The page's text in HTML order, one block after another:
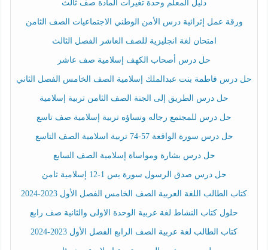
دليل المعلم وحدة تغيرات المادة صف ثالث
ورقة عمل إثرائية درس الأمن الوطني الاجتماعيات الصف الثامن
امتحان لغة انجليزية للصف العاشر الفصل الثالث
حل درس أصحاب الكهف إسلامية صف عاشر
حل درس فاطمة بنت عبدالملك إسلامية الصف الخامس الفصل الثاني
حل درس الطريق إلى الجنة الصف الثامن تربية إسلامية
حل درس للمجتمع رجاله ونساؤه تربية إسلامية صف تاسع
حل درس سورة الواقعة 57-74 تربية اسلامية الصف التاسع
حل درس بشارة ومواساة إسلامية الصف السابع
حل درس صدق الرسول سورة يس 1-12 إسلامية ثامن
كتاب الطالب اللغة العربية الصف الخامس الفصل الأول 2023-2024
حلول كتاب النشاط لغة عربية الوحدة الاولى والثانية صف رابع
كتاب الطالب لغة عربية الصف الرابع الفصل الأول 2023-2024